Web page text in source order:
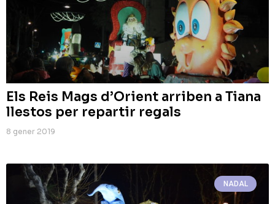
Els Reis Mags d’Orient arriben a Tiana
llestos per repartir regals
8 gener 2019
NADAL